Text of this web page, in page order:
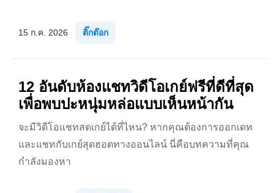
15 ก.ค. 2026 ติ๊กต๊อก
12 อันดับห้องแชทวิดีโอเกย์ฟรีที่ดีที่สุด
เพื่อพบปะหนุ่มหล่อแบบเห็นหน้ากัน
จะมีวิดีโอแชทสดเกย์ได้ที่ไหน? หากคุณต้องการออกเดท
และแชทกับเกย์สุดฮอตทางออนไลน์ นี่คือบทความที่คุณ
กำลังมองหา